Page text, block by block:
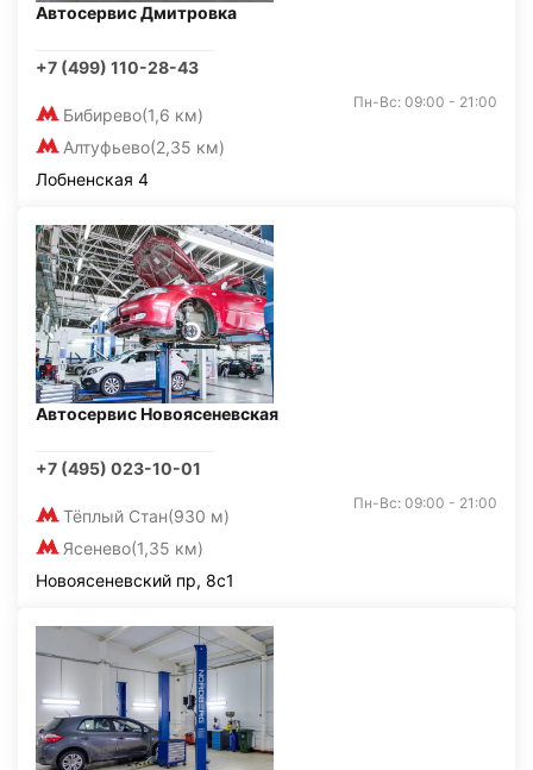
Автосервис Дмитровка
+7 (499) 110-28-43
Бибирево(1,6 км)
Алтуфьево(2,35 км)
Пн-Вс: 09:00 - 21:00
Лобненская 4
Автосервис Новоясеневская
+7 (495) 023-10-01
Тёплый Стан(930 м)
Ясенево(1,35 км)
Пн-Вс: 09:00 - 21:00
Новоясеневский пр, 8с1